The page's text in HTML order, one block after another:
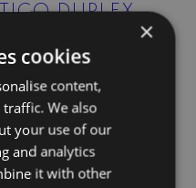
DÚPLEX
EN
210 M² CONST.
×
cookies
content,
We also
your use of our
and analytics
it with other